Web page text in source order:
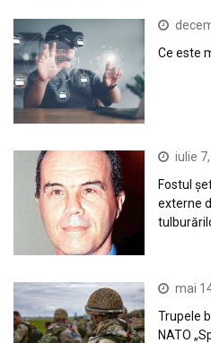
Ce este
iulie
Fostul
externe
mai
Trupele
NATO